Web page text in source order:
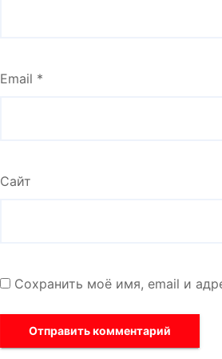
Email *
Сайт
Сохранить моё имя, email и